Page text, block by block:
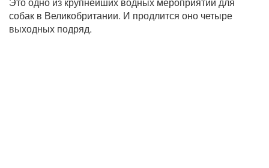
собак в Великобритании. И продлится оно четыре
выходных подряд.